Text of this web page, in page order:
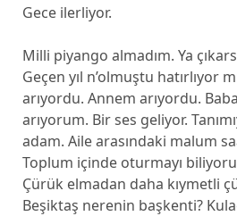
Gece ilerliyor.
Milli piyango almadım. Ya
Geçen yıl n’olmuştu hatırlıyor
arıyordu. Annem arıyordu.
arıyorum. Bir ses geliyor.
adam. Aile arasındaki malum
Toplum içinde oturmayı
Çürük elmadan daha kıymetli
Beşiktaş nerenin başkenti?